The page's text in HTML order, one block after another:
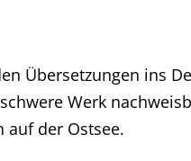
Übersetzungen ins
Werk
auf der Ostsee.